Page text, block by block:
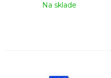
Na sklade